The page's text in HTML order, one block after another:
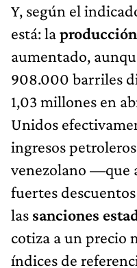
Y, según el
está: la
aumentado,
908.000 barriles
1,03 millones en
Unidos
ingresos
venezolano —que
fuertes
las sanciones
cotiza a un precio
índices de